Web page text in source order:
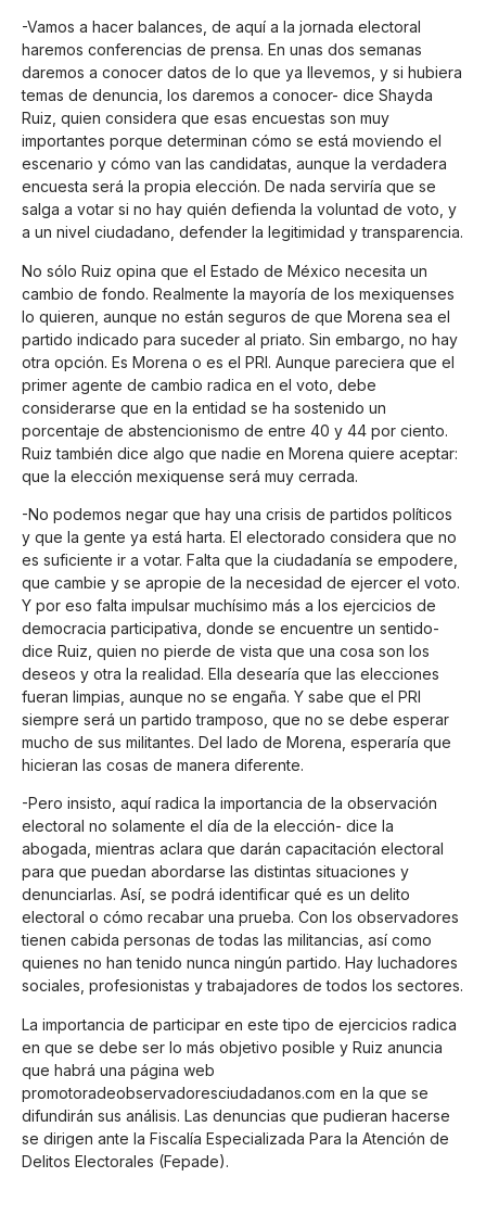
-Vamos a hacer balances, de aquí a la jornada electoral
haremos conferencias de prensa. En unas dos semanas
daremos a conocer datos de lo que ya llevemos, y si hubiera
temas de denuncia, los daremos a conocer- dice Shayda
Ruiz, quien considera que esas encuestas son muy
importantes porque determinan cómo se está moviendo el
escenario y cómo van las candidatas, aunque la verdadera
encuesta será la propia elección. De nada serviría que se
salga a votar si no hay quién defienda la voluntad de voto, y
a un nivel ciudadano, defender la legitimidad y transparencia.
No sólo Ruiz opina que el Estado de México necesita un
cambio de fondo. Realmente la mayoría de los mexiquenses
lo quieren, aunque no están seguros de que Morena sea el
partido indicado para suceder al priato. Sin embargo, no hay
otra opción. Es Morena o es el PRI. Aunque pareciera que el
primer agente de cambio radica en el voto, debe
considerarse que en la entidad se ha sostenido un
porcentaje de abstencionismo de entre 40 y 44 por ciento.
Ruiz también dice algo que nadie en Morena quiere aceptar:
que la elección mexiquense será muy cerrada.
-No podemos negar que hay una crisis de partidos políticos
y que la gente ya está harta. El electorado considera que no
es suficiente ir a votar. Falta que la ciudadanía se empodere,
que cambie y se apropie de la necesidad de ejercer el voto.
Y por eso falta impulsar muchísimo más a los ejercicios de
democracia participativa, donde se encuentre un sentido-
dice Ruiz, quien no pierde de vista que una cosa son los
deseos y otra la realidad. Ella desearía que las elecciones
fueran limpias, aunque no se engaña. Y sabe que el PRI
siempre será un partido tramposo, que no se debe esperar
mucho de sus militantes. Del lado de Morena, esperaría que
hicieran las cosas de manera diferente.
-Pero insisto, aquí radica la importancia de la observación
electoral no solamente el día de la elección- dice la
abogada, mientras aclara que darán capacitación electoral
para que puedan abordarse las distintas situaciones y
denunciarlas. Así, se podrá identificar qué es un delito
electoral o cómo recabar una prueba. Con los observadores
tienen cabida personas de todas las militancias, así como
quienes no han tenido nunca ningún partido. Hay luchadores
sociales, profesionistas y trabajadores de todos los sectores.
La importancia de participar en este tipo de ejercicios radica
en que se debe ser lo más objetivo posible y Ruiz anuncia
que habrá una página web
promotoradeobservadoresciudadanos.com en la que se
difundirán sus análisis. Las denuncias que pudieran hacerse
se dirigen ante la Fiscalía Especializada Para la Atención de
Delitos Electorales (Fepade).